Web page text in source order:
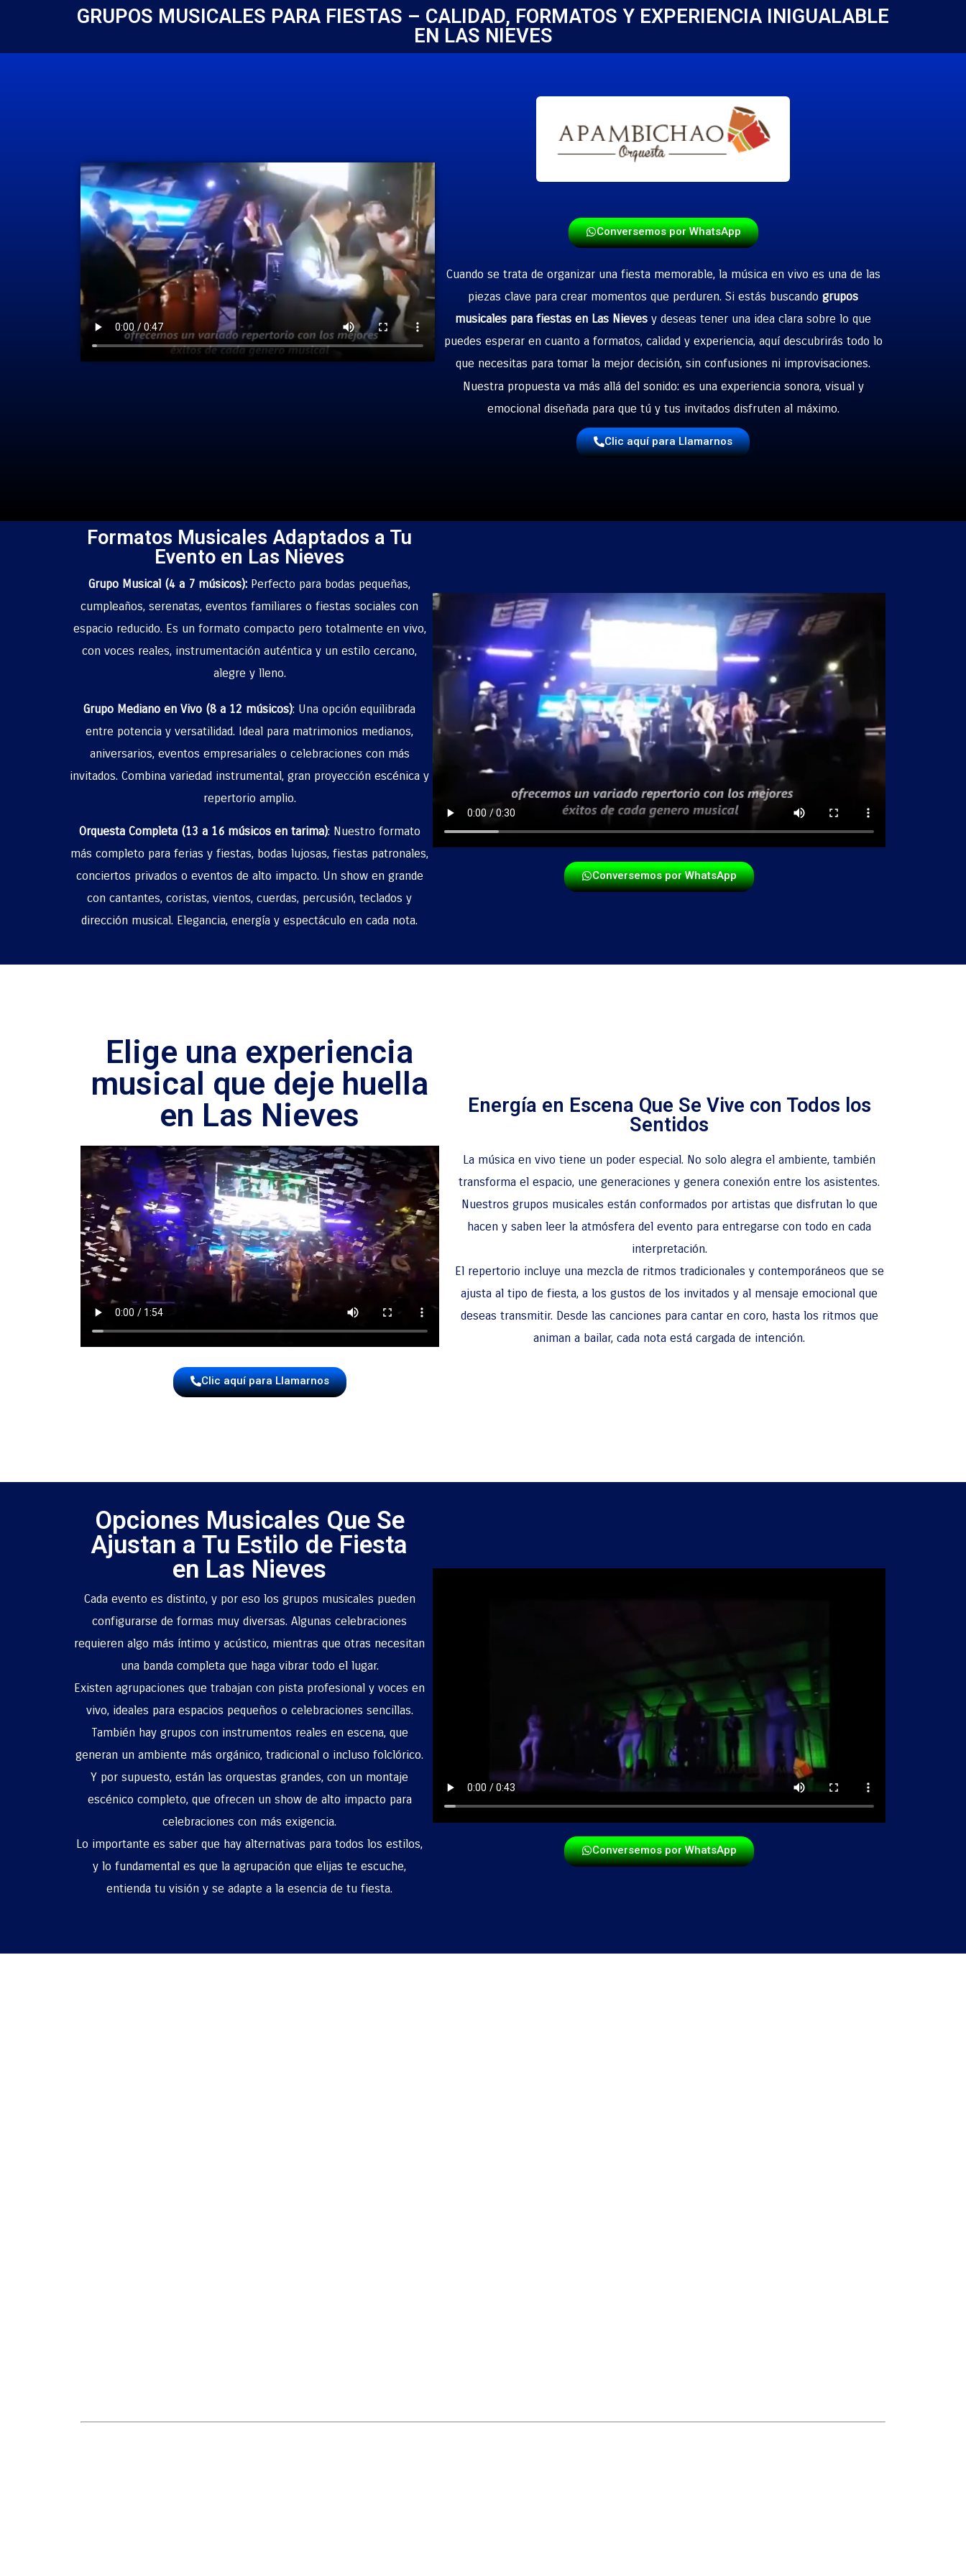
GRUPOS MUSICALES PARA FIESTAS – CALIDAD, FORMATOS Y EXPERIENCIA INIGUALABLE
EN LAS NIEVES
Conversemos por WhatsApp
Cuando se trata de organizar una fiesta memorable, la música en vivo es una de las
piezas clave para crear momentos que perduren. Si estás buscandogrupos
musicales para fiestas en Las Nieves y deseas tener una idea clara sobre lo que
puedes esperar en cuanto a formatos, calidad y experiencia, aquí descubrirás todo lo
que necesitas para tomar la mejor decisión, sin confusiones ni improvisaciones.
Nuestra propuesta va más allá del sonido: es una experiencia sonora, visual y
emocional diseñada para que tú y tus invitados disfruten al máximo.
Clic aquí para Llamarnos
Formatos Musicales Adaptados a Tu
Evento en Las Nieves
Grupo Musical (4 a 7 músicos): Perfecto para bodas pequeñas,
cumpleaños, serenatas, eventos familiares o fiestas sociales con
espacio reducido. Es un formato compacto pero totalmente en vivo,
con voces reales, instrumentación auténtica y un estilo cercano,
alegre y lleno.
Grupo Mediano en Vivo (8 a 12 músicos): Una opción equilibrada
entre potencia y versatilidad. Ideal para matrimonios medianos,
aniversarios, eventos empresariales o celebraciones con más
invitados. Combina variedad instrumental, gran proyección escénica y
repertorio amplio.
Orquesta Completa (13 a 16 músicos en tarima): Nuestro formato
más completo para ferias y fiestas, bodas lujosas, fiestas patronales,
conciertos privados o eventos de alto impacto. Un show en grande
con cantantes, coristas, vientos, cuerdas, percusión, teclados y
dirección musical. Elegancia, energía y espectáculo en cada nota.
Conversemos por WhatsApp
Elige una experiencia
musical que deje huella
en Las Nieves
Clic aquí para Llamarnos
Energía en Escena Que Se Vive con Todos los
Sentidos
La música en vivo tiene un poder especial. No solo alegra el ambiente, también
transforma el espacio, une generaciones y genera conexión entre los asistentes.
Nuestros grupos musicales están conformados por artistas que disfrutan lo que
hacen y saben leer la atmósfera del evento para entregarse con todo en cada
interpretación.
El repertorio incluye una mezcla de ritmos tradicionales y contemporáneos que se
ajusta al tipo de fiesta, a los gustos de los invitados y al mensaje emocional que
deseas transmitir. Desde las canciones para cantar en coro, hasta los ritmos que
animan a bailar, cada nota está cargada de intención.
Opciones Musicales Que Se
Ajustan a Tu Estilo de Fiesta
en Las Nieves
Cada evento es distinto, y por eso los grupos musicales pueden
configurarse de formas muy diversas. Algunas celebraciones
requieren algo más íntimo y acústico, mientras que otras necesitan
una banda completa que haga vibrar todo el lugar.
Existen agrupaciones que trabajan con pista profesional y voces en
vivo, ideales para espacios pequeños o celebraciones sencillas.
También hay grupos con instrumentos reales en escena, que
generan un ambiente más orgánico, tradicional o incluso folclórico.
Y por supuesto, están las orquestas grandes, con un montaje
escénico completo, que ofrecen un show de alto impacto para
celebraciones con más exigencia.
Lo importante es saber que hay alternativas para todos los estilos,
y lo fundamental es que la agrupación que elijas te escuche,
entienda tu visión y se adapte a la esencia de tu fiesta.
Conversemos por WhatsApp